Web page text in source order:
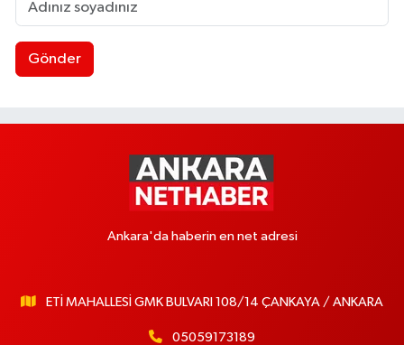
Gönder
Ankara'da haberin en net adresi
ETİ MAHALLESİ GMK BULVARI 108/14 ÇANKAYA / ANKARA
05059173189